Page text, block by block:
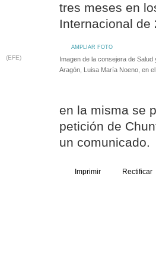
tres meses en
Internacional de
AMPLIAR FOTO
(EFE)
Imagen de la consejera de
Aragón, Luisa María Noeno, en el
en la misma se
petición de
un comunicado.
Imprimir Rectificar